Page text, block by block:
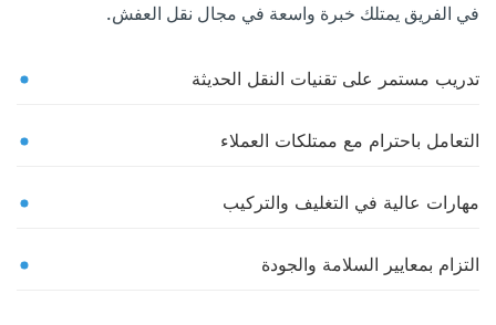
في الفريق يمتلك خبرة واسعة في مجال نقل العفش.
تدريب مستمر على تقنيات النقل الحديثة
التعامل باحترام مع ممتلكات العملاء
مهارات عالية في التغليف والتركيب
التزام بمعايير السلامة والجودة